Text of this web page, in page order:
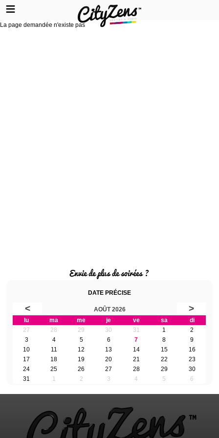
La page demandée n'existe pas
Envie de plus de soirées ?
DATE PRÉCISE
< AOÛT 2026 >
lu ma me je ve sa
di
27
28 29 30 31 1
2
3
4 5 6 7 8
9
10
11 12 13 14 15
16
17
18 19 20 21 22
23
24
25 26 27 28 29
30
31
1 2 3 4 5 6